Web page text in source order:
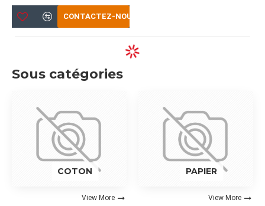
CONTACTEZ-NOUS
Sous catégories
COTON
View More
PAPIER
View More